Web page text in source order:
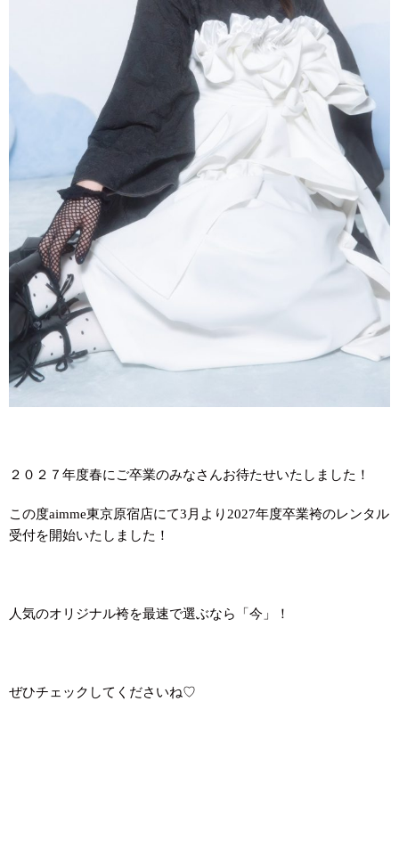
２０２７年度春にご卒業のみなさんお待たせいたしました！
この度aimme東京原宿店にて3月より2027年度卒業袴のレンタル
受付を開始いたしました！
人気のオリジナル袴を最速で選ぶなら「今」！
ぜひチェックしてくださいね♡